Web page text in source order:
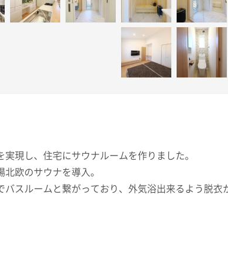
実現し、住宅にサウナルームを作りました。
北欧のサウナを導入。
バスルームと繋がっており、外気浴出来るよう脱